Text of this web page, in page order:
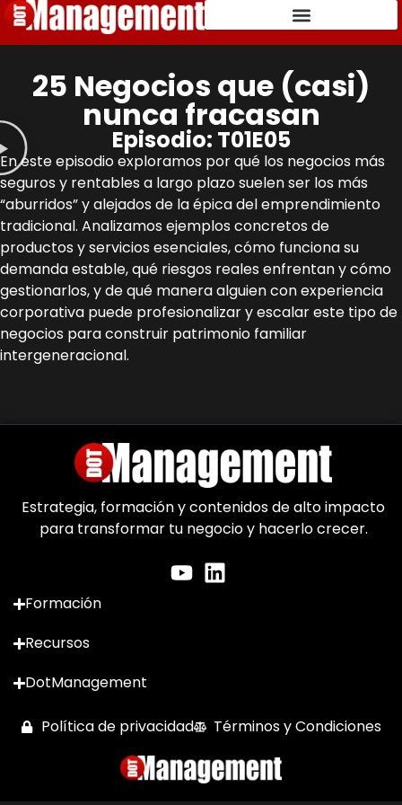
25 Negocios que (casi)
nunca fracasan
Episodio: T01E05
En este episodio exploramos por qué los negocios más
seguros y rentables a largo plazo suelen ser los más
“aburridos” y alejados de la épica del emprendimiento
tradicional. Analizamos ejemplos concretos de
productos y servicios esenciales, cómo funciona su
demanda estable, qué riesgos reales enfrentan y cómo
gestionarlos, y de qué manera alguien con experiencia
corporativa puede profesionalizar y escalar este tipo de
negocios para construir patrimonio familiar
intergeneracional.
Estrategia, formación y contenidos de alto impacto
para transformar tu negocio y hacerlo crecer.
Formación
Recursos
DotManagement
Política de privacidad Términos y Condiciones